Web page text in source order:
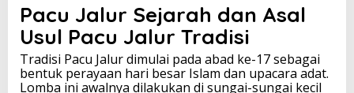
h
a
s
R
i
a
Pacu Jalur Sejarah dan Asal
Usul Pacu Jalur Tradisi
Tradisi Pacu Jalur dimulai pada abad ke-17 sebagai
bentuk perayaan hari besar Islam dan upacara adat.
Lomba ini awalnya dilakukan di sungai-sungai kecil